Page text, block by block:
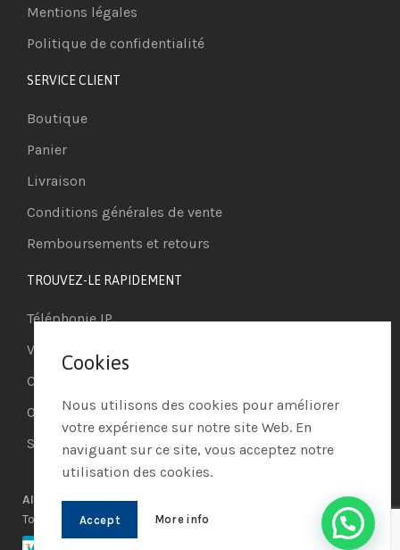
Mentions légales
Politique de confidentialité
SERVICE CLIENT
Boutique
Panier
Livraison
Conditions générales de vente
Remboursements et retours
TROUVEZ-LE RAPIDEMENT
Téléphonie IP
Visioconférence
Casques
Ordinateurs
Systèmes de securité
AIO PROCESS MARKET AIO PROCESS|
Tous les droits réservés
Cookies
Nous utilisons des cookies pour améliorer
votre expérience sur notre site Web. En
naviguant sur ce site, vous acceptez notre
utilisation des cookies.
Accept More info